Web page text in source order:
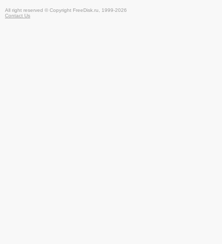
All right reserved © Copyright FreeDisk.ru, 1999-2026
Contact Us